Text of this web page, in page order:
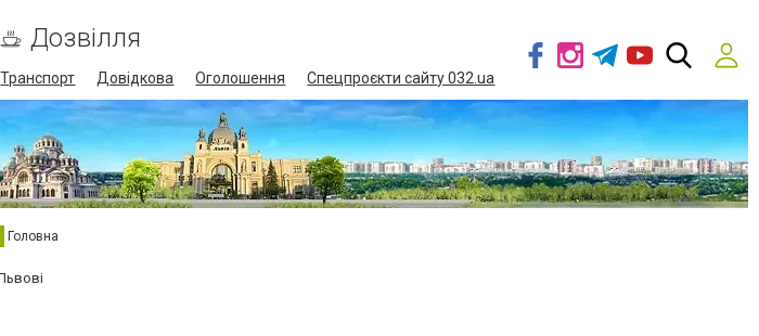
Дозвілля
Транспорт Довідкова Оголошення Спецпроєкти сайту 032.ua
Головна